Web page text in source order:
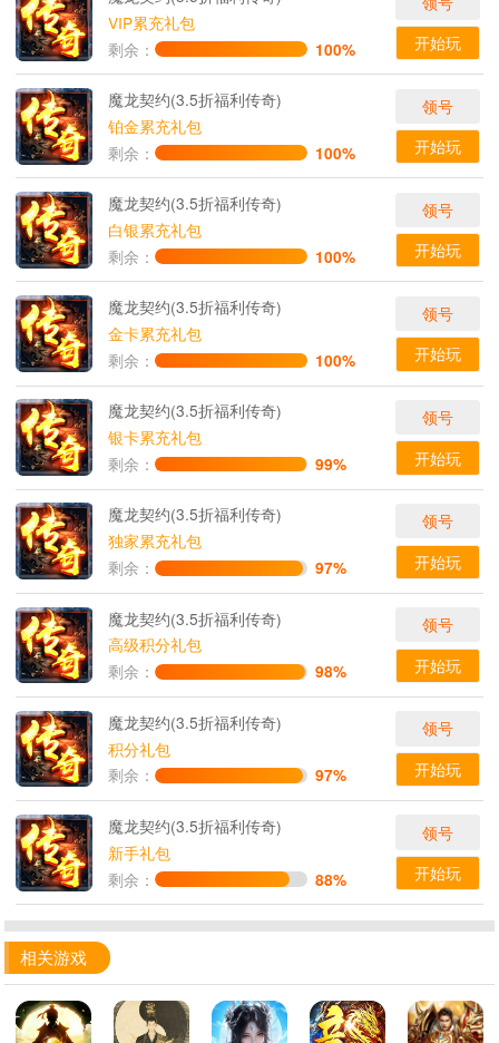
VIP累充礼包
剩余：
100%
开始玩
魔龙契约(3.5折福利传奇)
铂金累充礼包
剩余：
100%
领号
开始玩
魔龙契约(3.5折福利传奇)
白银累充礼包
剩余：
100%
领号
开始玩
魔龙契约(3.5折福利传奇)
金卡累充礼包
剩余：
100%
领号
开始玩
魔龙契约(3.5折福利传奇)
银卡累充礼包
剩余：
99%
领号
开始玩
魔龙契约(3.5折福利传奇)
独家累充礼包
剩余：
97%
领号
开始玩
魔龙契约(3.5折福利传奇)
高级积分礼包
剩余：
98%
领号
开始玩
魔龙契约(3.5折福利传奇)
积分礼包
剩余：
97%
领号
开始玩
魔龙契约(3.5折福利传奇)
新手礼包
剩余：
88%
领号
开始玩
相关游戏